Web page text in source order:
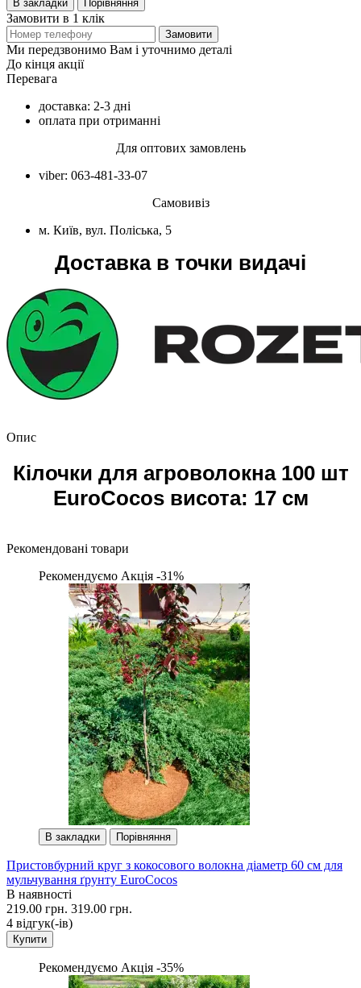
В закладки
Порівняння
Замовити в 1 клік
Замовити
Ми передзвонимо Вам і уточнимо деталі
До кінця акції
Перевага
доставка: 2-3 дні
оплата при отриманні
Для оптових замовлень
viber: 063-481-33-07
Самовивіз
м. Київ, вул. Поліська, 5
Доставка в точки видачі
Опис
Кілочки для агроволокна 100 шт
EuroCocos висота: 17 см
Рекомендовані товари
Рекомендуємо Акція -31%
В закладки Порівняння
Пристовбурний круг з кокосового волокна діаметр 60 см для
мульчування ґрунту EuroCocos
В наявності
219.00 грн. 319.00 грн.
4 вiдгук(-iв)
Купити
Рекомендуємо Акція -35%